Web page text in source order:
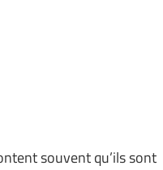
souvent qu’ils sont